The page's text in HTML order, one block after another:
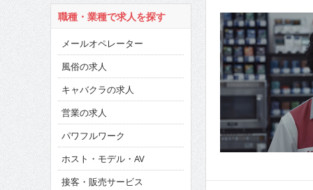
職種・業種で求人を探す
メールオペレーター
風俗の求人
キャバクラの求人
営業の求人
パワフルワーク
ホスト・モデル・AV
接客・販売サービス